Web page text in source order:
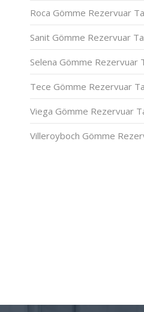
Roca Gömme Rezervuar
Sanit Gömme Rezervuar
Selena Gömme Rezervuar
Tece Gömme Rezervuar
Viega Gömme Rezervuar
Villeroyboch Gömme